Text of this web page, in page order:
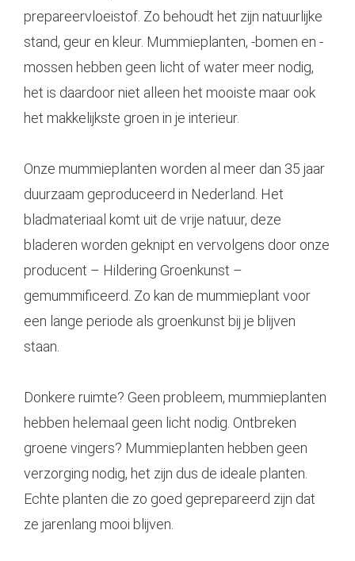
prepareervloeistof. Zo behoudt het zijn natuurlijke
stand, geur en kleur. Mummieplanten, -bomen en -
mossen hebben geen licht of water meer nodig,
het is daardoor niet alleen het mooiste maar ook
het makkelijkste groen in je interieur.
Onze mummieplanten worden al meer dan 35 jaar
duurzaam geproduceerd in Nederland. Het
bladmateriaal komt uit de vrije natuur, deze
bladeren worden geknipt en vervolgens door onze
producent – Hildering Groenkunst –
gemummificeerd. Zo kan de mummieplant voor
een lange periode als groenkunst bij je blijven
staan.
Donkere ruimte? Geen probleem, mummieplanten
hebben helemaal geen licht nodig. Ontbreken
groene vingers? Mummieplanten hebben geen
verzorging nodig, het zijn dus de ideale planten.
Echte planten die zo goed geprepareerd zijn dat
ze jarenlang mooi blijven.